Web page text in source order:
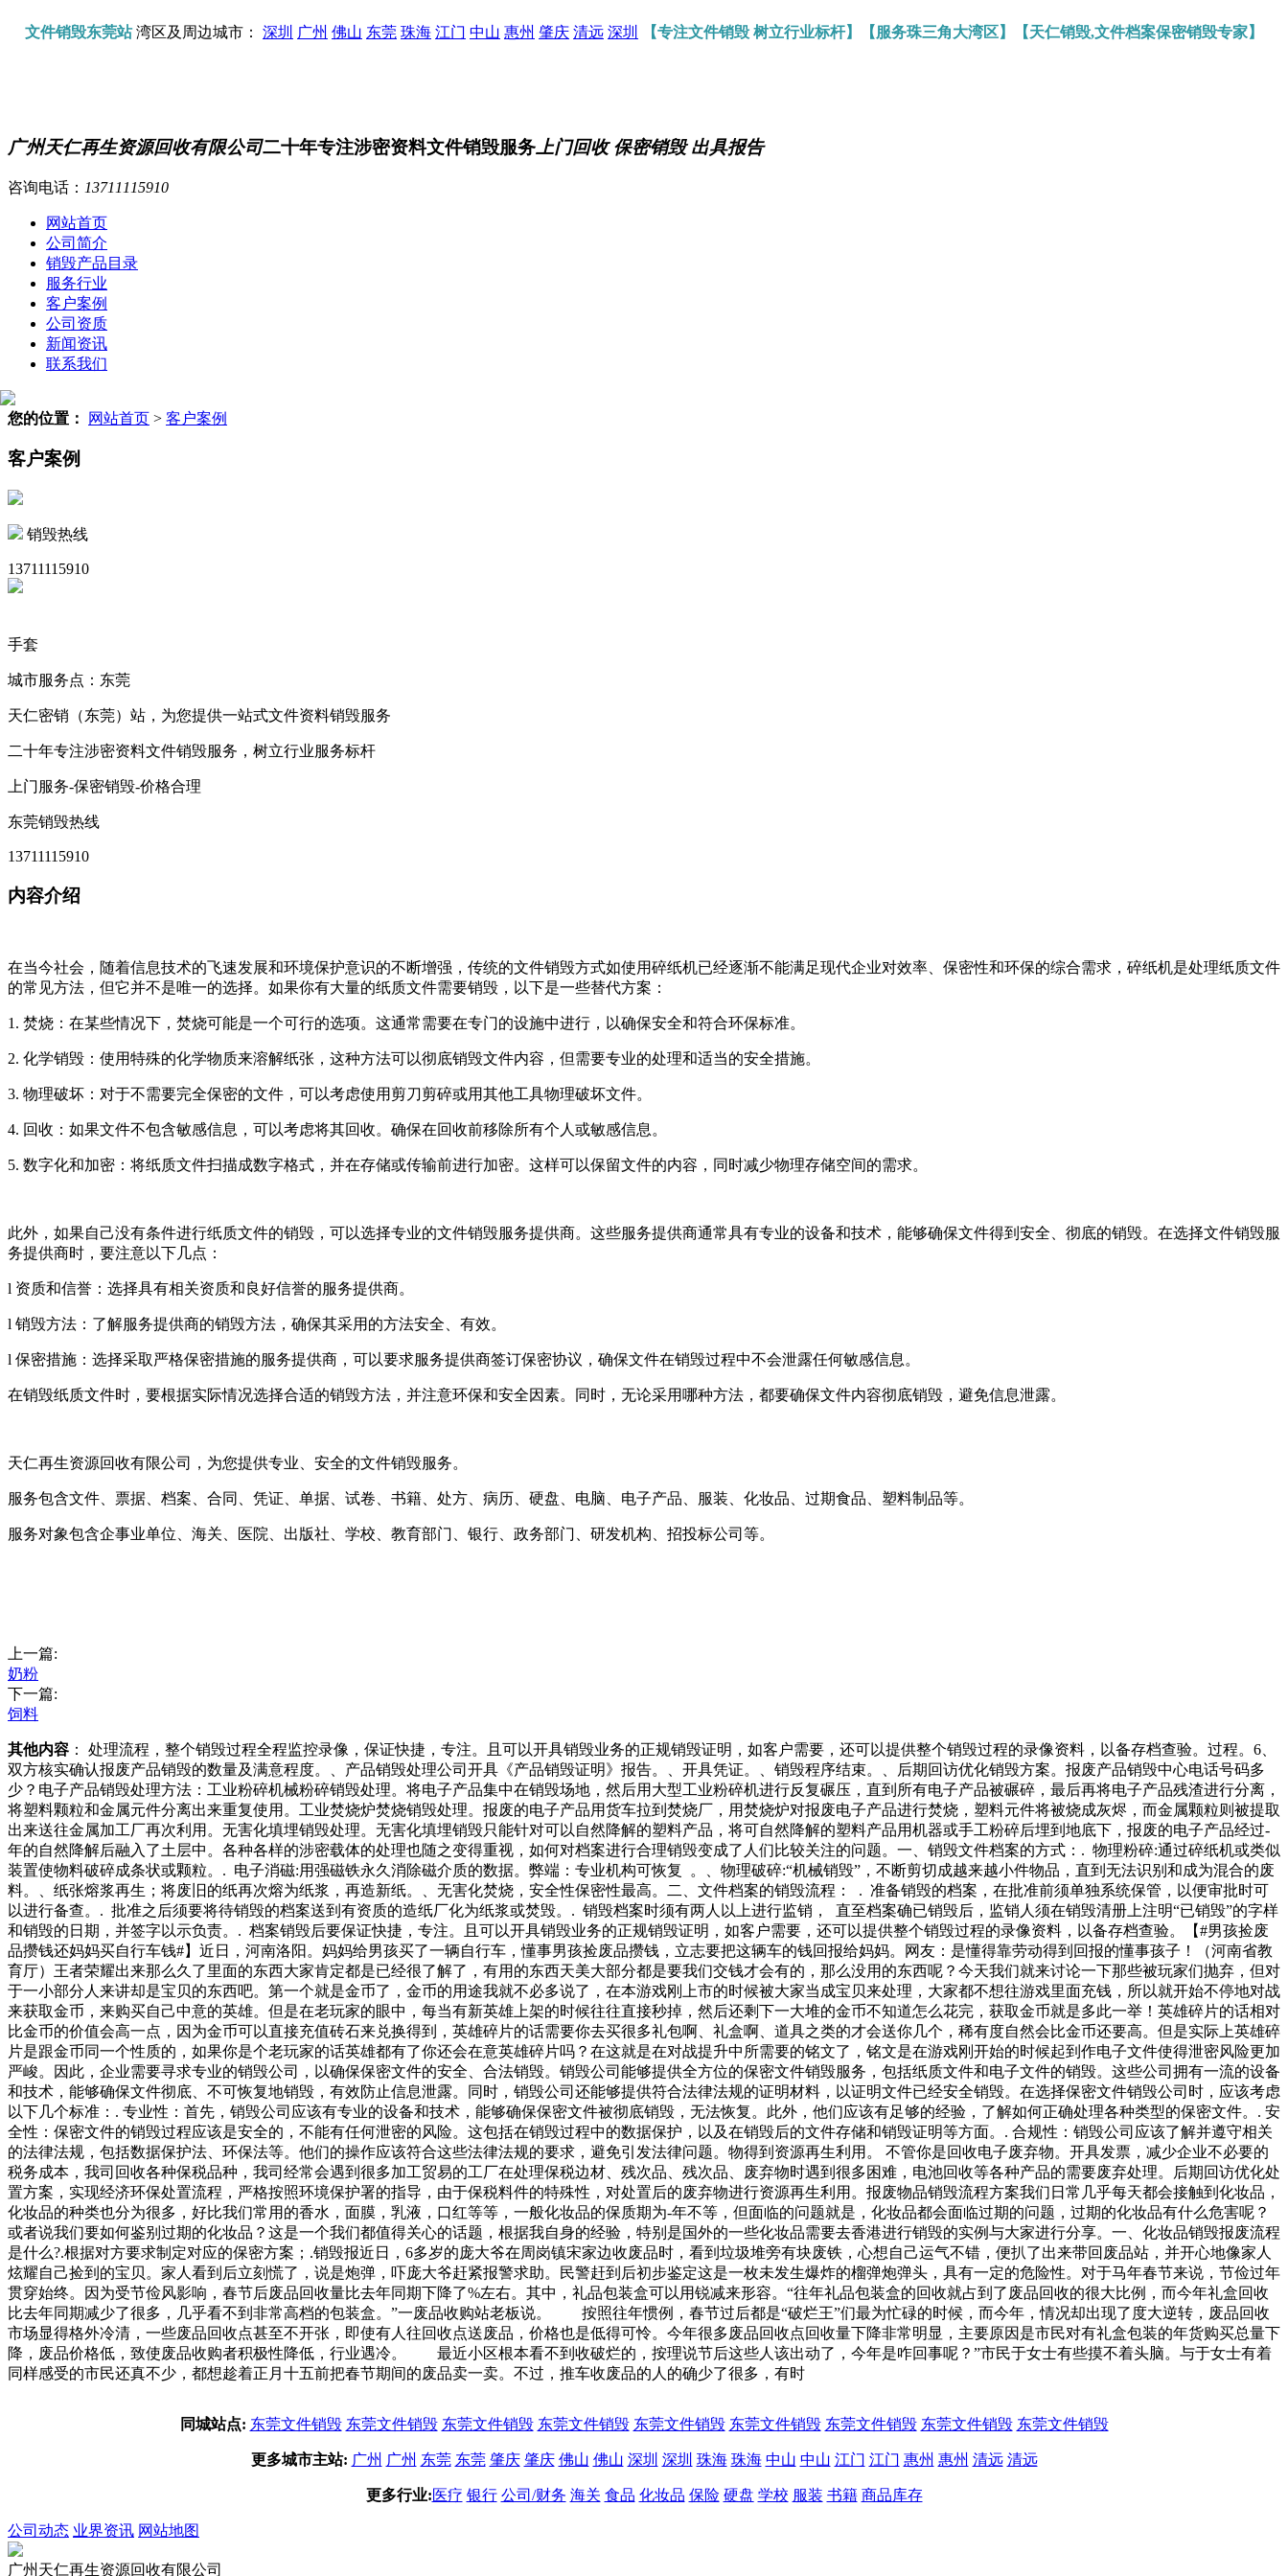
文件销毁东莞站湾区及周边城市： 深圳 广州 佛山 东莞 珠海 江门 中山 惠州 肇庆 清远 深圳 【专注文件销毁 树立行业标杆】【服务珠三角大湾区】【天仁销毁,文件档案保密销毁专家】
广州天仁再生资源回收有限公司二十年专注涉密资料文件销毁服务 上门回收 保密销毁 出具报告
咨询电话： 13711115910
网站首页
公司简介
销毁产品目录
服务行业
客户案例
公司资质
新闻资讯
联系我们
您的位置： 网站首页 > 客户案例
客户案例
销毁热线
13711115910
手套
城市服务点：东莞
天仁密销（东莞）站，为您提供一站式文件资料销毁服务
二十年专注涉密资料文件销毁服务，树立行业服务标杆
上门服务-保密销毁-价格合理
东莞销毁热线
13711115910
内容介绍
在当今社会，随着信息技术的飞速发展和环境保护意识的不断增强，传统的文件销毁方式如使用碎纸机已经逐渐不能满足现代企业对效率、保密性和环保的综合需求，碎纸机是处理纸质文件
的常见方法，但它并不是唯一的选择。如果你有大量的纸质文件需要销毁，以下是一些替代方案：
1. 焚烧：在某些情况下，焚烧可能是一个可行的选项。这通常需要在专门的设施中进行，以确保安全和符合环保标准。
2. 化学销毁：使用特殊的化学物质来溶解纸张，这种方法可以彻底销毁文件内容，但需要专业的处理和适当的安全措施。
3. 物理破坏：对于不需要完全保密的文件，可以考虑使用剪刀剪碎或用其他工具物理破坏文件。
4. 回收：如果文件不包含敏感信息，可以考虑将其回收。确保在回收前移除所有个人或敏感信息。
5. 数字化和加密：将纸质文件扫描成数字格式，并在存储或传输前进行加密。这样可以保留文件的内容，同时减少物理存储空间的需求。
此外，如果自己没有条件进行纸质文件的销毁，可以选择专业的文件销毁服务提供商。这些服务提供商通常具有专业的设备和技术，能够确保文件得到安全、彻底的销毁。在选择文件销毁服
务提供商时，要注意以下几点：
l 资质和信誉：选择具有相关资质和良好信誉的服务提供商。
l 销毁方法：了解服务提供商的销毁方法，确保其采用的方法安全、有效。
l 保密措施：选择采取严格保密措施的服务提供商，可以要求服务提供商签订保密协议，确保文件在销毁过程中不会泄露任何敏感信息。
在销毁纸质文件时，要根据实际情况选择合适的销毁方法，并注意环保和安全因素。同时，无论采用哪种方法，都要确保文件内容彻底销毁，避免信息泄露。
天仁再生资源回收有限公司，为您提供专业、安全的文件销毁服务。
服务包含文件、票据、档案、合同、凭证、单据、试卷、书籍、处方、病历、硬盘、电脑、电子产品、服装、化妆品、过期食品、塑料制品等。
服务对象包含企事业单位、海关、医院、出版社、学校、教育部门、银行、政务部门、研发机构、招投标公司等。
上一篇:
奶粉
下一篇:
饲料
其他内容 ： 处理流程，整个销毁过程全程监控录像，保证快捷，专注。且可以开具销毁业务的正规销毁证明，如客户需要，还可以提供整个销毁过程的录像资料，以备存档查验。过程。6、
双方核实确认报废产品销毁的数量及满意程度。、产品销毁处理公司开具《产品销毁证明》报告。、开具凭证。、销毁程序结束。、后期回访优化销毁方案。报废产品销毁中心电话号码多
少？电子产品销毁处理方法：工业粉碎机械粉碎销毁处理。将电子产品集中在销毁场地，然后用大型工业粉碎机进行反复碾压，直到所有电子产品被碾碎，最后再将电子产品残渣进行分离，
将塑料颗粒和金属元件分离出来重复使用。工业焚烧炉焚烧销毁处理。报废的电子产品用货车拉到焚烧厂，用焚烧炉对报废电子产品进行焚烧，塑料元件将被烧成灰烬，而金属颗粒则被提取
出来送往金属加工厂再次利用。无害化填埋销毁处理。无害化填埋销毁只能针对可以自然降解的塑料产品，将可自然降解的塑料产品用机器或手工粉碎后埋到地底下，报废的电子产品经过-
年的自然降解后融入了土层中。各种各样的涉密载体的处理也随之变得重视，如何对档案进行合理销毁变成了人们比较关注的问题。一、销毁文件档案的方式：. 物理粉碎:通过碎纸机或类似
装置使物料破碎成条状或颗粒。. 电子消磁:用强磁铁永久消除磁介质的数据。弊端：专业机构可恢复 。、物理破碎:“机械销毁”，不断剪切成越来越小件物品，直到无法识别和成为混合的废
料。、纸张熔浆再生；将废旧的纸再次熔为纸浆，再造新纸。、无害化焚烧，安全性保密性最高。二、文件档案的销毁流程： . 准备销毁的档案，在批准前须单独系统保管，以便审批时可
以进行备查。. 批准之后须要将待销毁的档案送到有资质的造纸厂化为纸浆或焚毁。. 销毁档案时须有两人以上进行监销， 直至档案确已销毁后，监销人须在销毁清册上注明“已销毁”的字样
和销毁的日期，并签字以示负责。. 档案销毁后要保证快捷，专注。且可以开具销毁业务的正规销毁证明，如客户需要，还可以提供整个销毁过程的录像资料，以备存档查验。【#男孩捡废
品攒钱还妈妈买自行车钱#】近日，河南洛阳。妈妈给男孩买了一辆自行车，懂事男孩捡废品攒钱，立志要把这辆车的钱回报给妈妈。网友：是懂得靠劳动得到回报的懂事孩子！（河南省教
育厅）王者荣耀出来那么久了里面的东西大家肯定都是已经很了解了，有用的东西天美大部分都是要我们交钱才会有的，那么没用的东西呢？今天我们就来讨论一下那些被玩家们抛弃，但对
于一小部分人来讲却是宝贝的东西吧。第一个就是金币了，金币的用途我就不必多说了，在本游戏刚上市的时候被大家当成宝贝来处理，大家都不想往游戏里面充钱，所以就开始不停地对战
来获取金币，来购买自己中意的英雄。但是在老玩家的眼中，每当有新英雄上架的时候往往直接秒掉，然后还剩下一大堆的金币不知道怎么花完，获取金币就是多此一举！英雄碎片的话相对
比金币的价值会高一点，因为金币可以直接充值砖石来兑换得到，英雄碎片的话需要你去买很多礼包啊、礼盒啊、道具之类的才会送你几个，稀有度自然会比金币还要高。但是实际上英雄碎
片是跟金币同一个性质的，如果你是个老玩家的话英雄都有了你还会在意英雄碎片吗？在这就是在对战提升中所需要的铭文了，铭文是在游戏刚开始的时候起到作电子文件使得泄密风险更加
严峻。因此，企业需要寻求专业的销毁公司，以确保保密文件的安全、合法销毁。销毁公司能够提供全方位的保密文件销毁服务，包括纸质文件和电子文件的销毁。这些公司拥有一流的设备
和技术，能够确保文件彻底、不可恢复地销毁，有效防止信息泄露。同时，销毁公司还能够提供符合法律法规的证明材料，以证明文件已经安全销毁。在选择保密文件销毁公司时，应该考虑
以下几个标准：. 专业性：首先，销毁公司应该有专业的设备和技术，能够确保保密文件被彻底销毁，无法恢复。此外，他们应该有足够的经验，了解如何正确处理各种类型的保密文件。. 安
全性：保密文件的销毁过程应该是安全的，不能有任何泄密的风险。这包括在销毁过程中的数据保护，以及在销毁后的文件存储和销毁证明等方面。. 合规性：销毁公司应该了解并遵守相关
的法律法规，包括数据保护法、环保法等。他们的操作应该符合这些法律法规的要求，避免引发法律问题。物得到资源再生利用。 不管你是回收电子废弃物。开具发票，减少企业不必要的
税务成本，我司回收各种保税品种，我司经常会遇到很多加工贸易的工厂在处理保税边材、残次品、残次品、废弃物时遇到很多困难，电池回收等各种产品的需要废弃处理。后期回访优化处
置方案，实现经济环保处置流程，严格按照环境保护署的指导，由于保税料件的特殊性，对处置后的废弃物进行资源再生利用。报废物品销毁流程方案我们日常几乎每天都会接触到化妆品，
化妆品的种类也分为很多，好比我们常用的香水，面膜，乳液，口红等等，一般化妆品的保质期为-年不等，但面临的问题就是，化妆品都会面临过期的问题，过期的化妆品有什么危害呢？
或者说我们要如何鉴别过期的化妆品？这是一个我们都值得关心的话题，根据我自身的经验，特别是国外的一些化妆品需要去香港进行销毁的实例与大家进行分享。一、化妆品销毁报废流程
是什么?.根据对方要求制定对应的保密方案；.销毁报近日，6多岁的庞大爷在周岗镇宋家边收废品时，看到垃圾堆旁有块废铁，心想自己运气不错，便扒了出来带回废品站，并开心地像家人
炫耀自己捡到的宝贝。家人看到后立刻慌了，说是炮弹，吓庞大爷赶紧报警求助。民警赶到后初步鉴定这是一枚未发生爆炸的榴弹炮弹头，具有一定的危险性。对于马年春节来说，节俭过年
贯穿始终。因为受节俭风影响，春节后废品回收量比去年同期下降了%左右。其中，礼品包装盒可以用锐减来形容。“往年礼品包装盒的回收就占到了废品回收的很大比例，而今年礼盒回收
比去年同期减少了很多，几乎看不到非常高档的包装盒。”一废品收购站老板说。 按照往年惯例，春节过后都是“破烂王”们最为忙碌的时候，而今年，情况却出现了度大逆转，废品回收
市场显得格外冷清，一些废品回收点甚至不开张，即使有人往回收点送废品，价格也是低得可怜。今年很多废品回收点回收量下降非常明显，主要原因是市民对有礼盒包装的年货购买总量下
降，废品价格低，致使废品收购者积极性降低，行业遇冷。 最近小区根本看不到收破烂的，按理说节后这些人该出动了，今年是咋回事呢？”市民于女士有些摸不着头脑。与于女士有着
同样感受的市民还真不少，都想趁着正月十五前把春节期间的废品卖一卖。不过，推车收废品的人的确少了很多，有时
同城站点: 东莞文件销毁 东莞文件销毁 东莞文件销毁 东莞文件销毁 东莞文件销毁 东莞文件销毁 东莞文件销毁 东莞文件销毁 东莞文件销毁
更多城市主站: 广州 广州 东莞 东莞 肇庆 肇庆 佛山 佛山 深圳 深圳 珠海 珠海 中山 中山 江门 江门 惠州 惠州 清远 清远
更多行业: 医疗 银行 公司/财务 海关 食品 化妆品 保险 硬盘 学校 服装 书籍 商品库存
公司动态 业界资讯 网站地图
广州天仁再生资源回收有限公司